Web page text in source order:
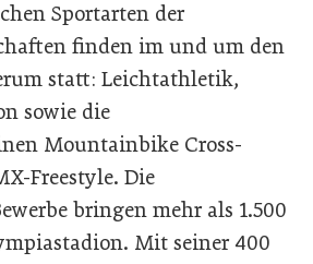
Sportarten der
finden im und um den
statt: Leichtathletik,
sowie die
Mountainbike Cross-
Freestyle. Die
bringen mehr als 1.500
Mit seiner 400